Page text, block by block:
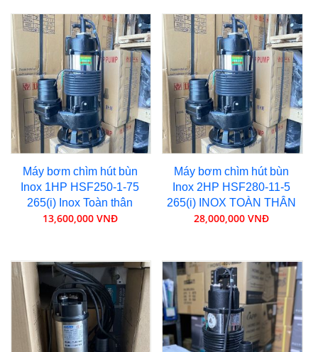
Máy bơm chìm hút bùn
Inox 1HP HSF250-1-75
265(i) Inox Toàn thân
13,600,000 VNĐ
Máy bơm chìm hút bùn
Inox 2HP HSF280-11-5
265(i) INOX TOÀN THÂN
28,000,000 VNĐ